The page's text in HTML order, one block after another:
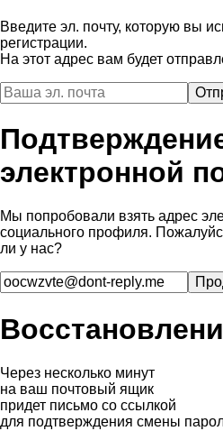
Введите эл. почту, которую вы
регистрации.
На этот адрес вам будет
электронной
Мы попробовали взять адрес
социального профиля.
ли у нас?
Через несколько минут
на ваш почтовый ящик
придет письмо со ссылкой
для подтверждения смены